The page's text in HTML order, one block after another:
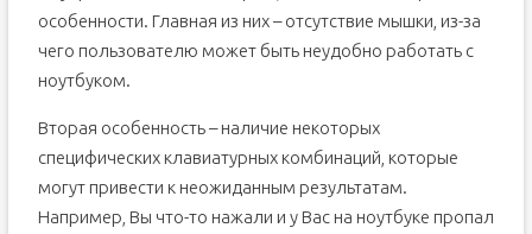
особенности. Главная из них – отсутствие мышки, из-за
чего пользователю может быть неудобно работать с
ноутбуком.
Вторая особенность – наличие некоторых
специфических клавиатурных комбинаций, которые
могут привести к неожиданным результатам.
Например, Вы что-то нажали и у Вас на ноутбуке пропал